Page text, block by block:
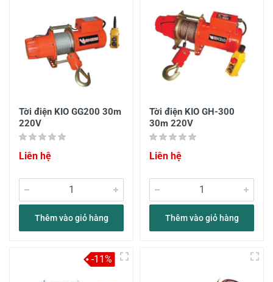
Tời điện KIO GG200 30m
220V
Liên hệ
Thêm vào giỏ hàng
Tời điện KIO GH-300
30m 220V
Liên hệ
Thêm vào giỏ hàng
-11%